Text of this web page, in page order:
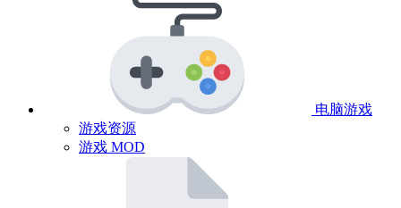
电脑游戏
游戏资源
游戏 MOD